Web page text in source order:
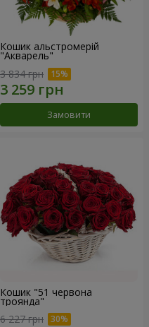
Кошик альстромерій
"Акварель"
3 834 грн
Замовити
Кошик "51 червона
троянда"
6 227 грн